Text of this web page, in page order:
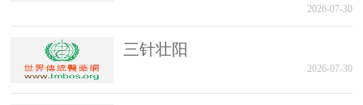
2026-07-30
三针壮阳
2026-07-30